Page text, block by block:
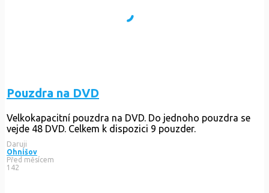
Pouzdra na DVD
Velkokapacitní pouzdra na DVD. Do jednoho pouzdra se
vejde 48 DVD. Celkem k dispozici 9 pouzder.
Daruji
Ohnišov
Před měsícem
142